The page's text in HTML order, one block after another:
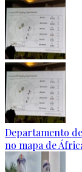
Departamento
no mapa de